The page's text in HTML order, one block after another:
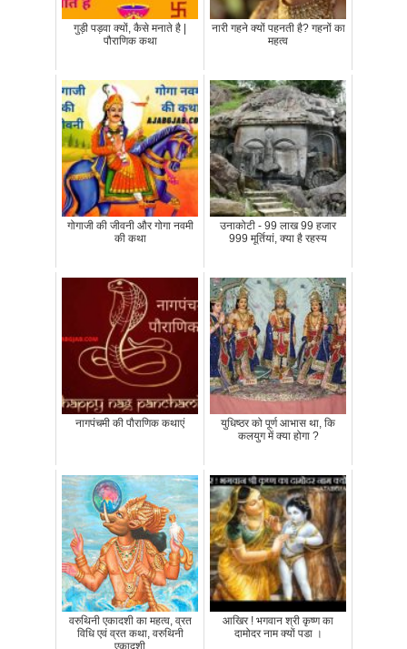
गुड़ी पड़वा क्यों, कैसे मनाते है |
पौराणिक कथा
नारी गहने क्यों पहनती है? गहनों का
महत्व
गोगाजी की जीवनी और गोगा नवमी
की कथा
उनाकोटी - 99 लाख 99 हजार
999 मूर्तियां, क्या है रहस्य
नागपंचमी की पौराणिक कथाएं
युधिष्ठर को पूर्ण आभास था, कि
कलयुग में क्या होगा ?
वरुथिनी एकादशी का महत्व, व्रत
विधि एवं व्रत कथा, वरुथिनी
एकादशी
आखिर ! भगवान श्री कृष्ण का
दामोदर नाम क्यों पडा ।